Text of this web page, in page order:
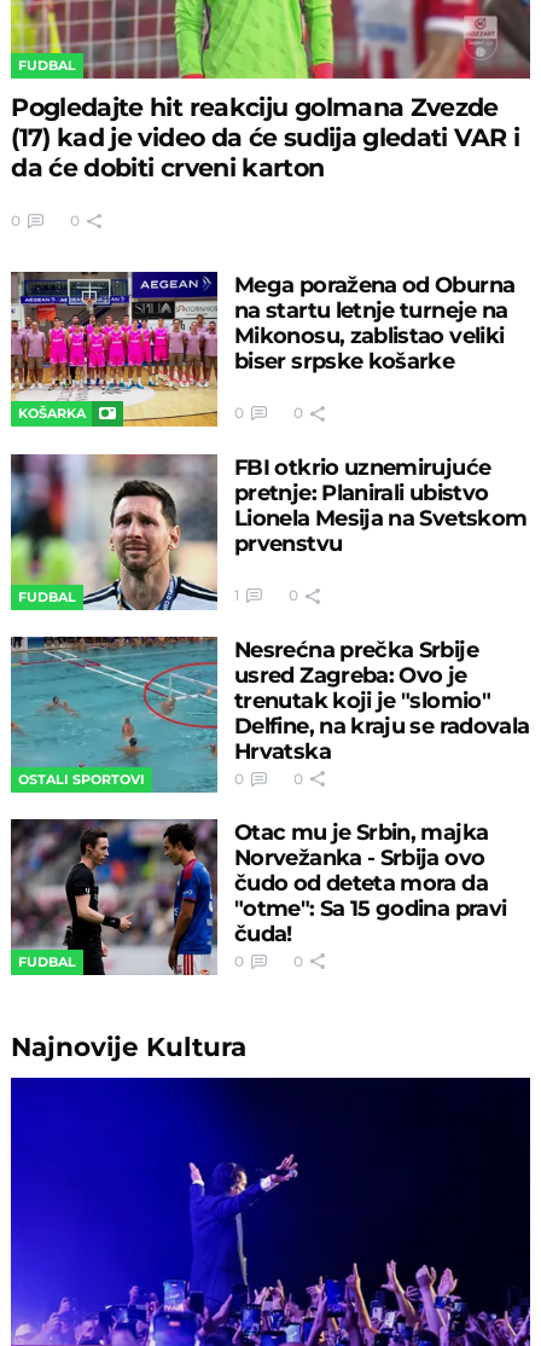
FUDBAL
Pogledajte hit reakciju golmana Zvezde
(17) kad je video da će sudija gledati VAR i
da će dobiti crveni karton
0 0
KOŠARKA
Mega poražena od Oburna
na startu letnje turneje na
Mikonosu, zablistao veliki
biser srpske košarke
0 0
FUDBAL
FBI otkrio uznemirujuće
pretnje: Planirali ubistvo
Lionela Mesija na Svetskom
prvenstvu
1 0
OSTALI SPORTOVI
Nesrećna prečka Srbije
usred Zagreba: Ovo je
trenutak koji je "slomio"
Delfine, na kraju se radovala
Hrvatska
0 0
FUDBAL
Otac mu je Srbin, majka
Norvežanka - Srbija ovo
čudo od deteta mora da
"otme": Sa 15 godina pravi
čuda!
0 0
Najnovije Kultura